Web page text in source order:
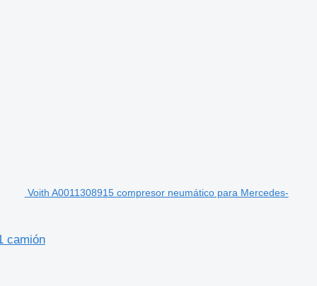
Voith A0011308915 compresor neumático para Mercedes-
camión